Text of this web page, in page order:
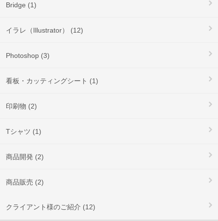
Bridge (1)
イラレ（Illustrator） (12)
Photoshop (3)
看板・カッティングシート (1)
印刷物 (2)
Tシャツ (1)
商品開発 (2)
商品販売 (2)
クライアント様のご紹介 (12)